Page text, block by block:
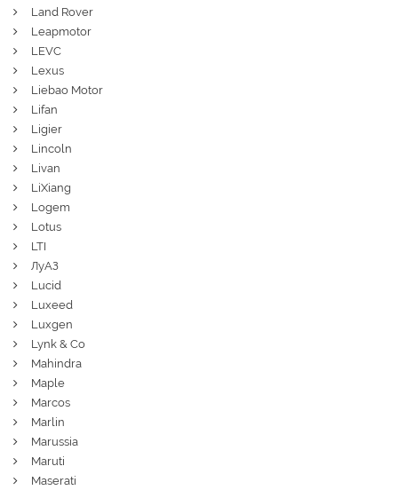
Land Rover
Leapmotor
LEVC
Lexus
Liebao Motor
Lifan
Ligier
Lincoln
Livan
LiXiang
Logem
Lotus
LTI
ЛуАЗ
Lucid
Luxeed
Luxgen
Lynk & Co
Mahindra
Maple
Marcos
Marlin
Marussia
Maruti
Maserati